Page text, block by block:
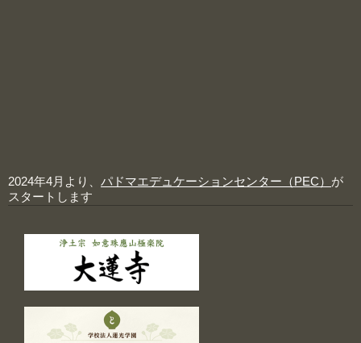
2024年4月より、 パドマエデュケーションセンター（PEC） が
スタートします